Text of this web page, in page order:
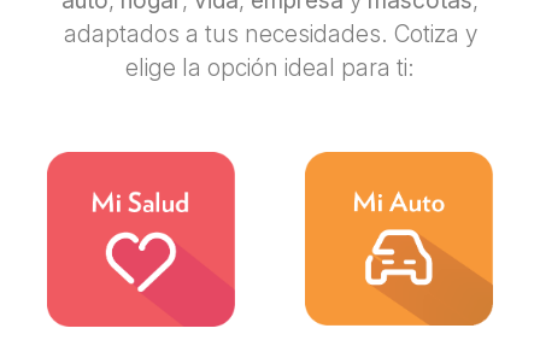
adaptados a tus necesidades. Cotiza y
elige la opción ideal para ti: